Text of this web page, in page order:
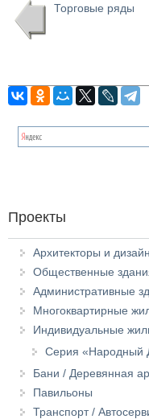
Торговые ряды
Проекты
Архитекторы и
Общественные
Административные
Многоквартирные
Индивидуальные
Серия «Народный
Бани / Деревянная
Павильоны
Транспорт /